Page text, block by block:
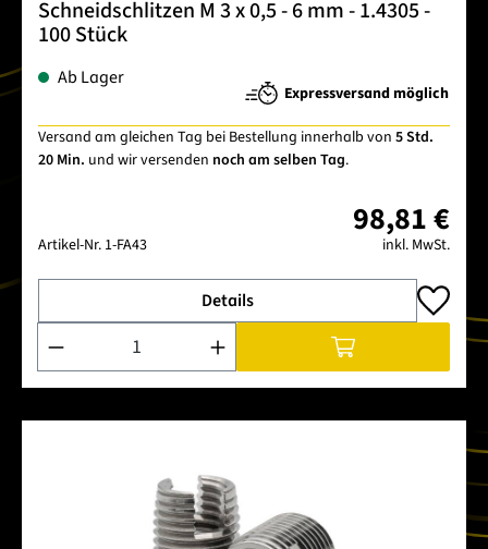
Schneidschlitzen M 3 x 0,5 - 6 mm - 1.4305 -
100 Stück
Ab Lager
Expressversand möglich
Versand am gleichen Tag bei Bestellung innerhalb von 5 Std.
20 Min. und wir versenden noch am selben Tag.
Artikel-Nr. 1-FA43
98,81 €
inkl. MwSt.
Details
Produkt Anzahl: Gib den gewünschten Wert ein oder